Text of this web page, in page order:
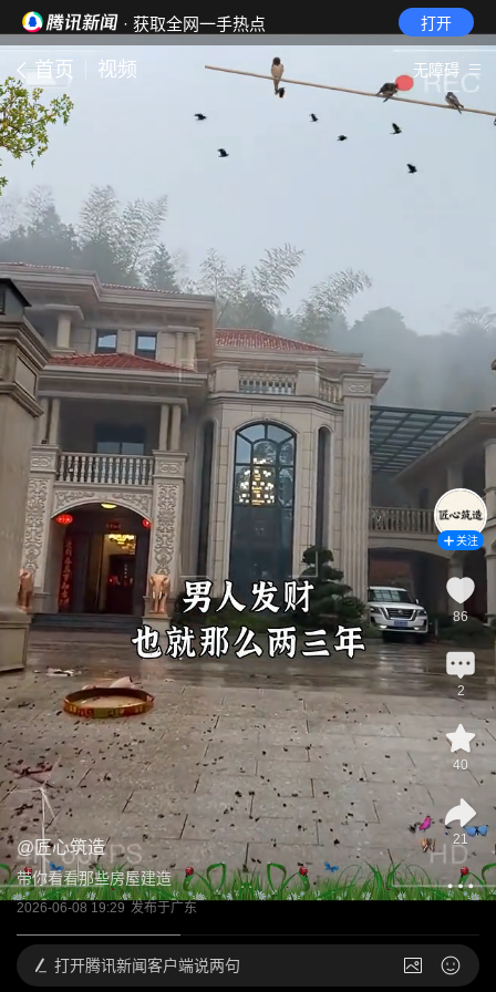
· 获取全网一手热点 打开
首页 视频 无障碍
@匠心筑造
带你看看那些房屋建造
2026-06-08 19:29 发布于广东
关注
86
2
40
21
打开腾讯新闻客户端说两句